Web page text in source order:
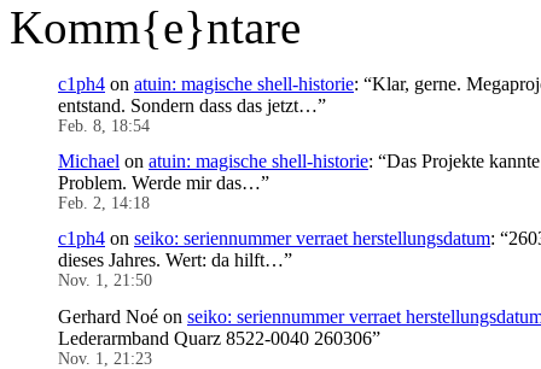
Komm{e}ntare
c1ph4 on atuin: magische shell-historie: “Klar, gerne.
entstand. Sondern dass das jetzt…”
Feb. 8, 18:54
Michael on atuin: magische shell-historie: “Das Projekte
Problem. Werde mir das…”
Feb. 2, 14:18
c1ph4 on seiko: seriennummer verraet herstellungsdatum: “
dieses Jahres. Wert: da hilft…”
Nov. 1, 21:50
Gerhard Noé on seiko: seriennummer verraet
Lederarmband Quarz 8522-0040 260306”
Nov. 1, 21:23